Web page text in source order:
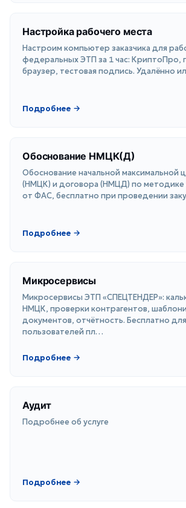
Настройка рабочего места
Настроим компьютер заказчика для
федеральных ЭТП за 1 час: КриптоПро,
браузер, тестовая подпись. Удалённо
Подробнее →
Обоснование НМЦК(Д)
Обоснование начальной максимальной
(НМЦК) и договора (НМЦД) по
от ФАС, бесплатно при проведении
Подробнее →
Микросервисы
Микросервисы ЭТП «СПЕЦТЕНДЕР»:
НМЦК, проверки контрагентов,
документов, отчётность. Бесплатно для
пользователей пл…
Подробнее →
Аудит
Подробнее об услуге
Подробнее →